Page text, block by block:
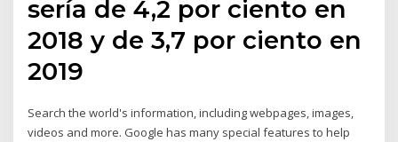
sería de 4,2 por ciento en
2018 y de 3,7 por ciento en
2019
Search the world's information, including webpages, images,
videos and more. Google has many special features to help